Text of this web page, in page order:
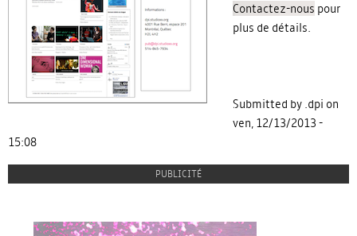
Contactez-nous pour
plus de détails.
Submitted by .dpi on
ven, 12/13/2013 -
15:08
PUBLICITÉ